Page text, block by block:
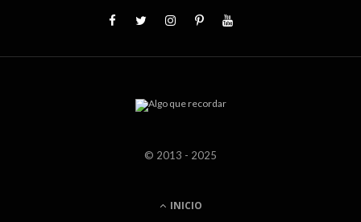
© 2013 - 2025
INICIO